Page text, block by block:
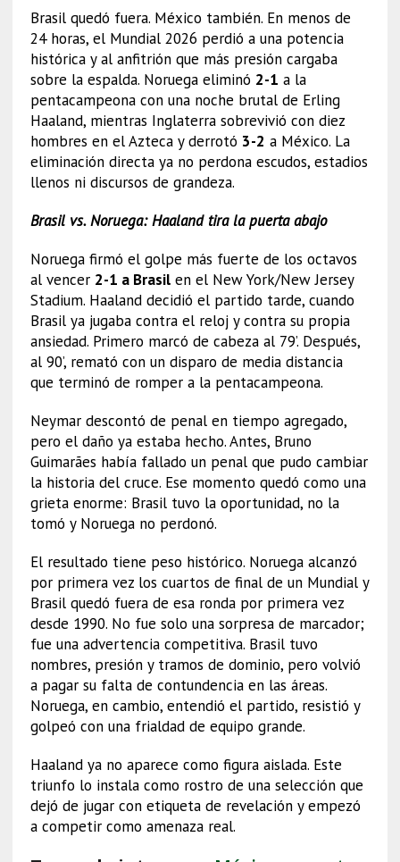
Brasil quedó fuera. México también. En menos de
24 horas, el Mundial 2026 perdió a una potencia
histórica y al anfitrión que más presión cargaba
sobre la espalda. Noruega eliminó 2-1 a la
pentacampeona con una noche brutal de Erling
Haaland, mientras Inglaterra sobrevivió con diez
hombres en el Azteca y derrotó 3-2 a México. La
eliminación directa ya no perdona escudos, estadios
llenos ni discursos de grandeza.
Brasil vs. Noruega: Haaland tira la puerta abajo
Noruega firmó el golpe más fuerte de los octavos
al vencer 2-1 a Brasilen el New York/New Jersey
Stadium. Haaland decidió el partido tarde, cuando
Brasil ya jugaba contra el reloj y contra su propia
ansiedad. Primero marcó de cabeza al 79’. Después,
al 90’, remató con un disparo de media distancia
que terminó de romper a la pentacampeona.
Neymar descontó de penal en tiempo agregado,
pero el daño ya estaba hecho. Antes, Bruno
Guimarães había fallado un penal que pudo cambiar
la historia del cruce. Ese momento quedó como una
grieta enorme: Brasil tuvo la oportunidad, no la
tomó y Noruega no perdonó.
El resultado tiene peso histórico. Noruega alcanzó
por primera vez los cuartos de final de un Mundial y
Brasil quedó fuera de esa ronda por primera vez
desde 1990. No fue solo una sorpresa de marcador;
fue una advertencia competitiva. Brasil tuvo
nombres, presión y tramos de dominio, pero volvió
a pagar su falta de contundencia en las áreas.
Noruega, en cambio, entendió el partido, resistió y
golpeó con una frialdad de equipo grande.
Haaland ya no aparece como figura aislada. Este
triunfo lo instala como rostro de una selección que
dejó de jugar con etiqueta de revelación y empezó
a competir como amenaza real.